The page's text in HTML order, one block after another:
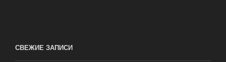
СВЕЖИЕ ЗАПИСИ